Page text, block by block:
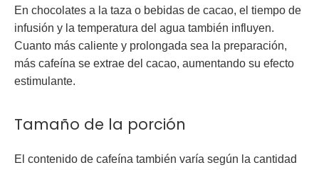
En chocolates a la taza o bebidas de cacao, el tiempo de
infusión y la temperatura del agua también influyen.
Cuanto más caliente y prolongada sea la preparación,
más cafeína se extrae del cacao, aumentando su efecto
estimulante.
Tamaño de la porción
El contenido de cafeína también varía según la cantidad